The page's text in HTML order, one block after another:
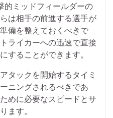
的ミッドフィールダーの
は相手の前進する選手が
備を整えておくべきで
ライカーへの迅速で直接
することができます。
タックを開始するタイミ
ニングされるべきであ
めに必要なスピードとサ
ます。